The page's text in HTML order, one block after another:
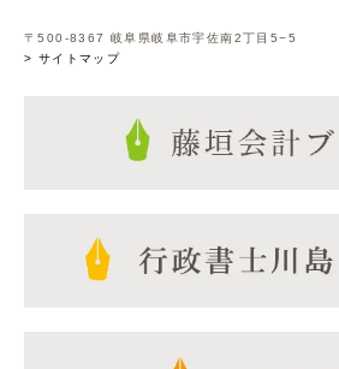
〒500-8367 岐阜県岐阜市宇佐南2丁目5−5
> サイトマップ